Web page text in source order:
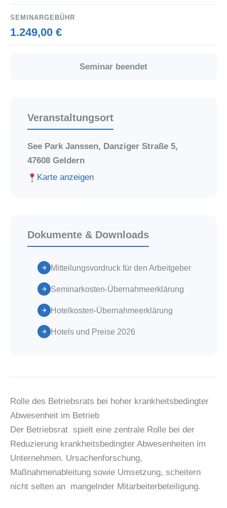
SEMINARGEBÜHR
1.249,00 €
Seminar beendet
Veranstaltungsort
See Park Janssen, Danziger Straße 5,
47608 Geldern
Karte anzeigen
Dokumente & Downloads
Mitteilungsvordruck für den Arbeitgeber
Seminarkosten-Übernahmeerklärung
Hotelkosten-Übernahmeerklärung
Hotels und Preise 2026
Rolle des Betriebsrats bei hoher krankheitsbedingter
Abwesenheit im Betrieb
Der Betriebsrat spielt eine zentrale Rolle bei der
Reduzierung krankheitsbedingter Abwesenheiten im
Unternehmen. Ursachenforschung,
Maßnahmenableitung sowie Umsetzung, scheitern
nicht selten an mangelnder Mitarbeiterbeteiligung.